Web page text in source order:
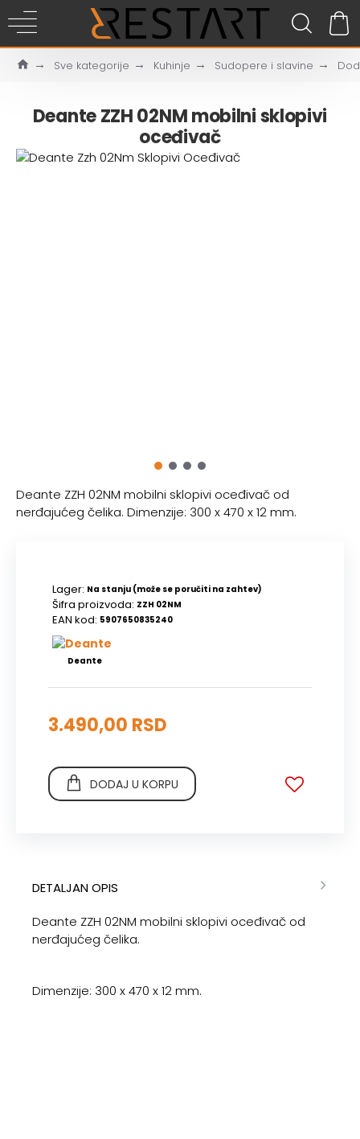
Sve kategorije Kuhinje Sudopere i slavine
Deante ZZH 02NM mobilni sklopivi
oceđivač
Deante ZZH 02NM mobilni sklopivi oceđivač od
nerđajućeg čelika. Dimenzije: 300 x 470 x 12 mm.
Lager: Na stanju (može se poručiti na zahtev)
Šifra proizvoda: ZZH 02NM
EAN kod: 5907650835240
Deante
3.490,00 RSD
DODAJ U KORPU
DETALJAN OPIS
Deante ZZH 02NM mobilni sklopivi oceđivač od
nerđajućeg čelika.
Dimenzije: 300 x 470 x 12 mm.